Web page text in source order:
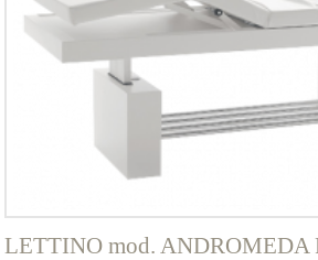
opzioni
possono
prodotto
LETTINO mod. ANDROMEDA